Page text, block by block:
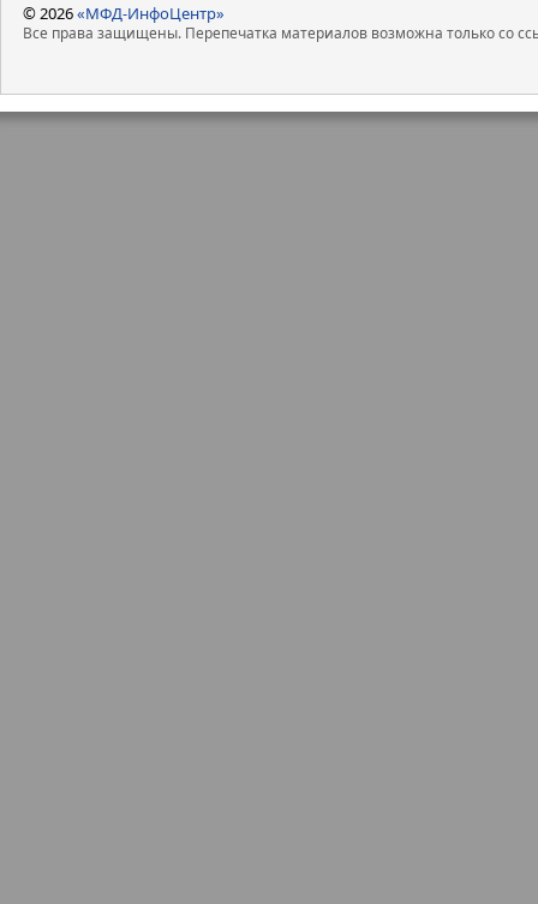
© 2026«МФД-ИнфоЦентр»
Все права защищены. Перепечатка материалов возможна только со